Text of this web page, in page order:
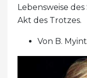
Lebensweise
Akt des Trotzes.
Von B.